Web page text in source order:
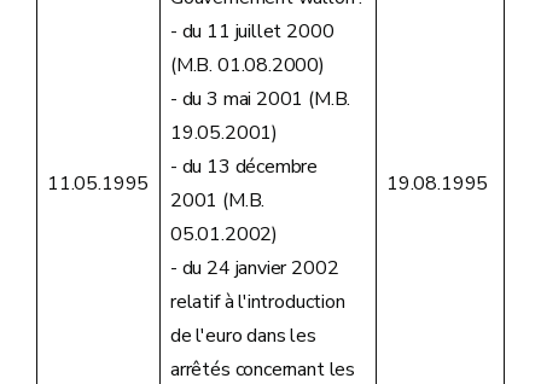
11.05.1995
- du 11 juillet 2000
(M.B. 01.08.2000)
- du 3 mai 2001 (M.B.
19.05.2001)
- du 13 décembre
2001 (M.B.
05.01.2002)
- du 24 janvier 2002
relatif à l'introduction
de l'euro dans les
arrêtés concernant les
19.08.1995